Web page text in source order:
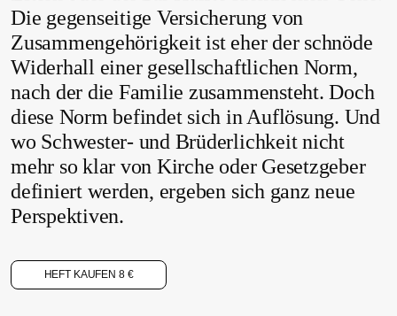
Die gegenseitige Versicherung von
Zusammengehörigkeit ist eher der schnöde
Widerhall einer gesellschaftlichen Norm,
nach der die Familie zusammensteht. Doch
diese Norm befindet sich in Auflösung. Und
wo Schwester- und Brüderlichkeit nicht
mehr so klar von Kirche oder Gesetzgeber
definiert werden, ergeben sich ganz neue
Perspektiven.
HEFT KAUFEN 8 €